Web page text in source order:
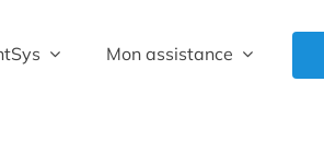
Mon assistance